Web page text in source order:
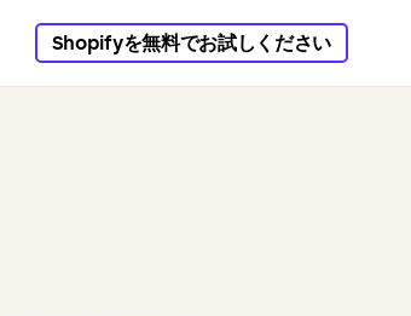
Shopifyを無料でお試しください